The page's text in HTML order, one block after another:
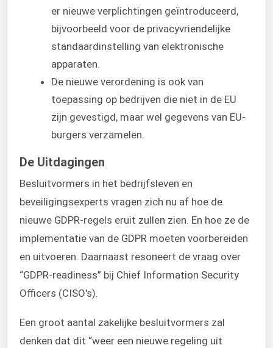
er nieuwe verplichtingen geïntroduceerd,
bijvoorbeeld voor de privacyvriendelijke
standaardinstelling van elektronische
apparaten.
De nieuwe verordening is ook van
toepassing op bedrijven die niet in de EU
zijn gevestigd, maar wel gegevens van EU-
burgers verzamelen.
De Uitdagingen
Besluitvormers in het bedrijfsleven en
beveiligingsexperts vragen zich nu af hoe de
nieuwe GDPR-regels eruit zullen zien. En hoe ze de
implementatie van de GDPR moeten voorbereiden
en uitvoeren. Daarnaast resoneert de vraag over
“GDPR-readiness” bij Chief Information Security
Officers (CISO's).
Een groot aantal zakelijke besluitvormers zal
denken dat dit “weer een nieuwe regeling uit